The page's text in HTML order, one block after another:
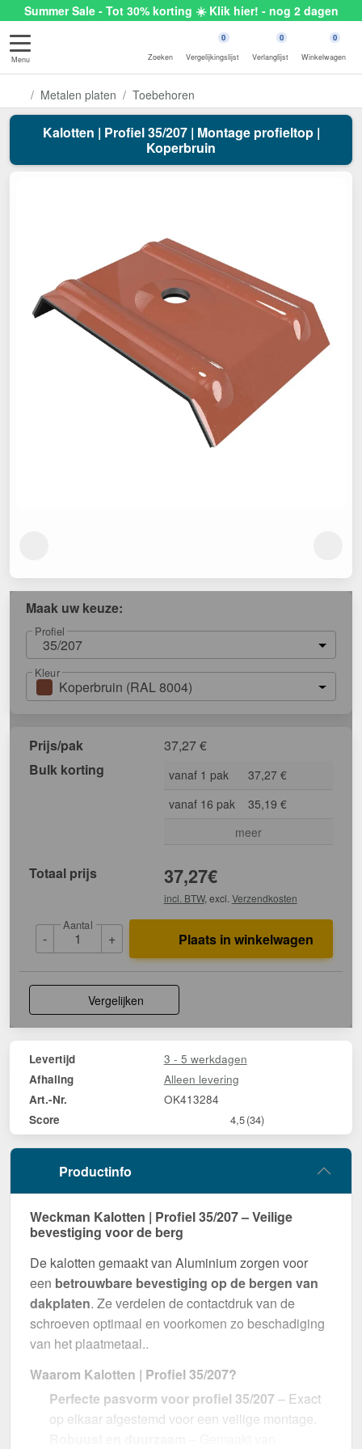
Summer Sale - Tot 30% korting ☀️ Klik hier! - nog 2 dagen
Menu Zoeken
0
Vergelijkingslijst
0
Verlanglijst
0
Winkelwagen
Metalen platen Toebehoren
Kalotten | Profiel 35/207 | Montage profieltop |
Koperbruin
Maak uw keuze:
Profiel
35/207
Kleur
Koperbruin (RAL 8004)
Prijs/pak 37,27€
Bulk korting
vanaf 1 pak
37,27 €
vanaf 16 pak
35,19 €
meer
Totaal prijs 37,27€
incl. BTW, excl. Verzendkosten
-
Aantal
+ Plaats in winkelwagen
Vergelijken
Levertijd 3 - 5 werkdagen
Afhaling Alleen levering
Art.-Nr. OK413284
Score 4,5(34)
Productinfo
Weckman Kalotten | Profiel 35/207 – Veilige
bevestiging voor de berg
De kalotten gemaakt van Aluminium zorgen voor
een betrouwbare bevestiging op de bergen van
dakplaten. Ze verdelen de contactdruk van de
schroeven optimaal en voorkomen zo beschadiging
van het plaatmetaal..
Waarom Kalotten | Profiel 35/207?
Perfecte pasvorm voor profiel 35/207 – Exact
op elkaar afgestemd voor een veilige montage.